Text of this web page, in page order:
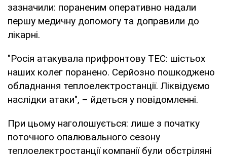
зазначили: пораненим оперативно надали
першу медичну допомогу та доправили до
лікарні.
"Росія атакувала прифронтову ТЕС: шістьох
наших колег поранено. Серйозно пошкоджено
обладнання теплоелектростанції. Ліквідуємо
наслідки атаки", – йдеться у повідомленні.
При цьому наголошується: лише з початку
поточного опалювального сезону
теплоелектростанції компанії були обстріляні